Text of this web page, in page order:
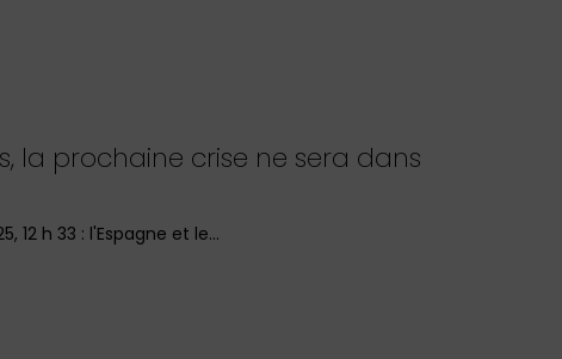
la prochaine crise ne sera dans
12 h 33 : l'Espagne et le…